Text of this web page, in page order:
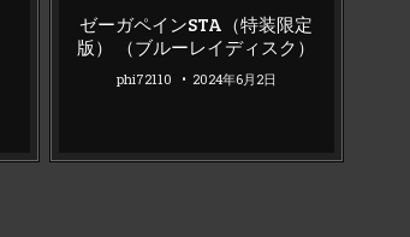
ゼーガペインSTA（特装限定
版） （ブルーレイディスク）
phi72110 2024年6月2日